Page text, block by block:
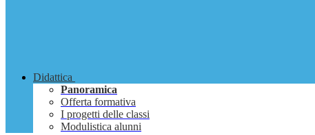
Didattica
Panoramica
Offerta formativa
I progetti delle classi
Modulistica alunni